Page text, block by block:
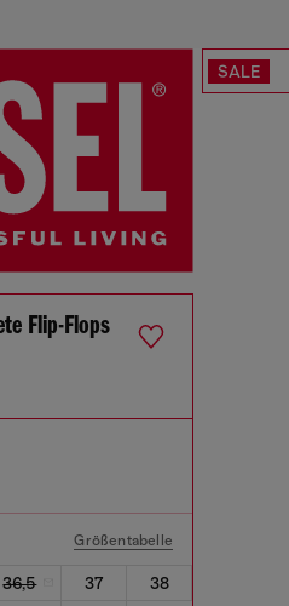
SALE
Flip-Flops
Größentabelle
36,5 37
38